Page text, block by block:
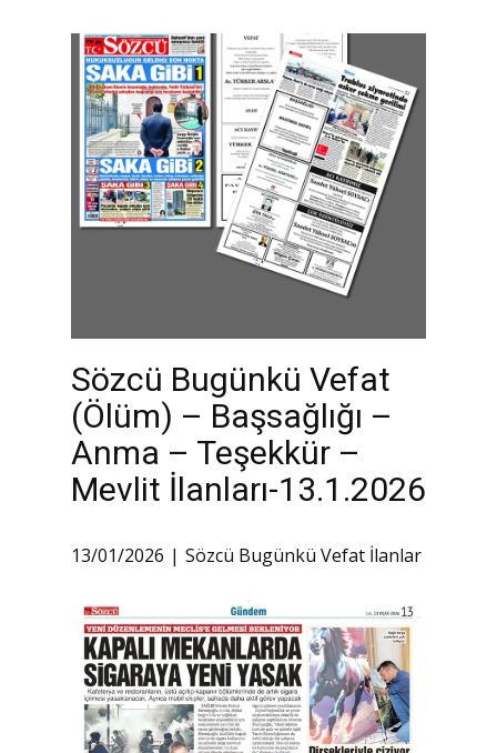
Sözcü Bugünkü Vefat
(Ölüm) – Başsağlığı –
Anma – Teşekkür –
Mevlit İlanları-13.1.2026
13/01/2026 Sözcü Bugünkü Vefat İlanlar